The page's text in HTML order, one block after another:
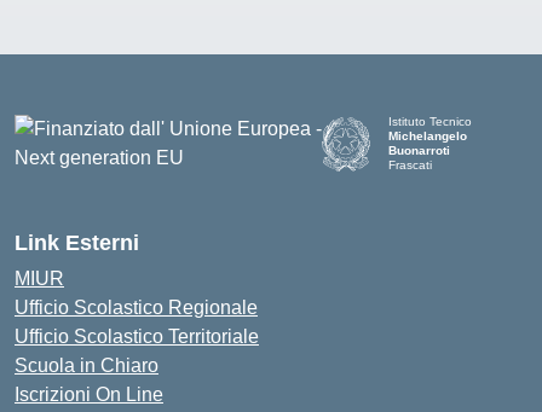
Istituto Tecnico
Michelangelo
Buonarroti
Frascati
Link Esterni
MIUR
Ufficio Scolastico Regionale
Ufficio Scolastico Territoriale
Scuola in Chiaro
Iscrizioni On Line